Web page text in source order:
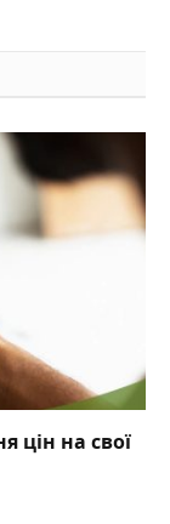
цін на свої